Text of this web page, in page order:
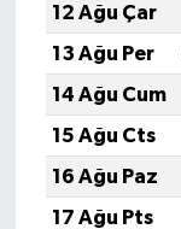
12 Ağu Çar
13 Ağu Per
14 Ağu Cum
15 Ağu Cts
16 Ağu Paz
17 Ağu Pts